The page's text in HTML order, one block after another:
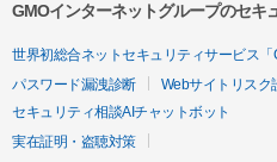
GMOインターネットグループのセキ
世界初総合ネットセキュリティサービス「
パスワード漏洩診断
Webサイトリスク
セキュリティ相談AIチャットボット
実在証明・盗聴対策